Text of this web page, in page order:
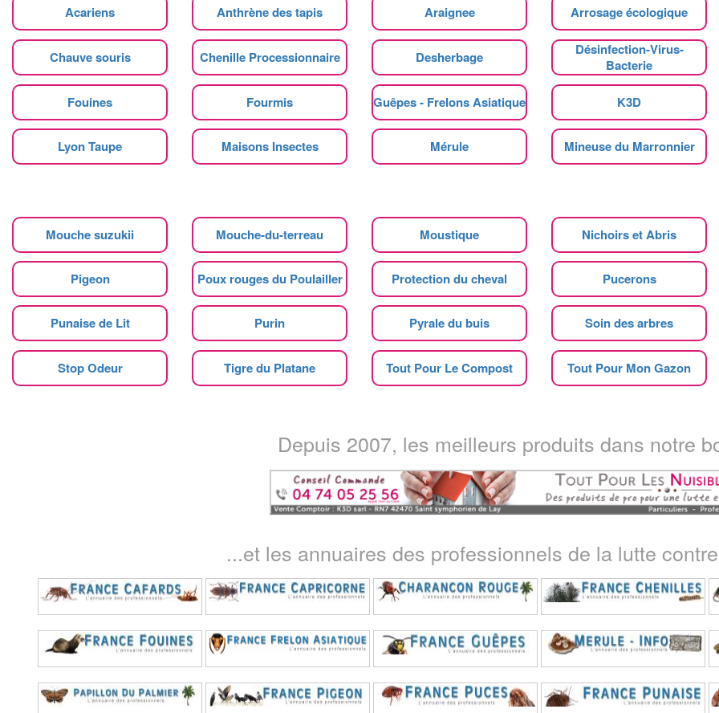
Acariens Anthrène des tapis Araignee Arrosage écologique
Chauve souris Chenille Processionnaire Desherbage
Désinfection-Virus-
Bacterie
Fouines Fourmis Guêpes - Frelons Asiatique K3D
Lyon Taupe Maisons Insectes Mérule Mineuse du Marronnier
Mouche suzukii Mouche-du-terreau Moustique Nichoirs et Abris
Pigeon Poux rouges du Poulailler Protection du cheval Pucerons
Punaise de Lit Purin Pyrale du buis Soin des arbres
Stop Odeur Tigre du Platane Tout Pour Le Compost Tout Pour Mon Gazon
Depuis 2007, les meilleurs produits dans notre
...et les annuaires des professionnels de la lutte